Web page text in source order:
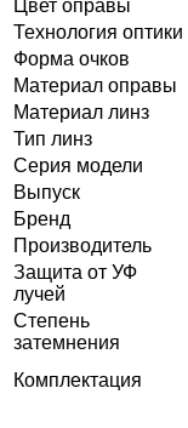
Цвет оправы
Технология оптики
Форма очков
Материал оправы
Материал линз
Тип линз
Серия модели
Выпуск
Бренд
Производитель
Защита от УФ
лучей
Степень
затемнения
Комплектация